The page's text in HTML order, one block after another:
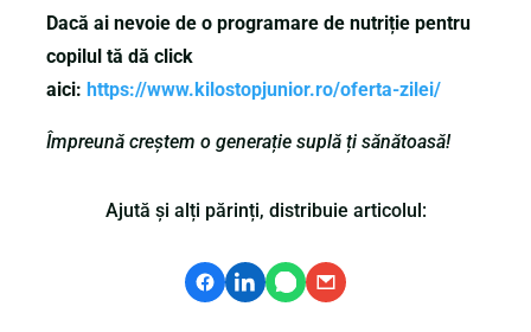
Dacă ai nevoie de o programare de nutriție pentru
copilul tă dă click
aici: https://www.kilostopjunior.ro/oferta-zilei/
Împreună creștem o generație suplă ți sănătoasă!
Ajută și alți părinți, distribuie articolul: